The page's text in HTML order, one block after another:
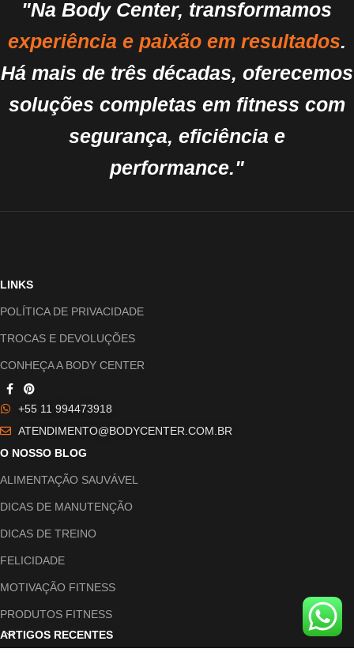
"Na Body Center, transformamos
experiência e paixão em resultados.
Há mais de três décadas, oferecemos
soluções completas em fitness com
segurança, eficiência e
performance."
LINKS
POLÍTICA DE PRIVACIDADE
TROCAS E DEVOLUÇÕES
CONHEÇA A BODY CENTER
+55 11 994473918
ATENDIMENTO@BODYCENTER.COM.BR
O NOSSO BLOG
ALIMENTAÇÃO SAUVÁVEL
DICAS DE MANUTENÇÃO
DICAS DE TREINO
FELICIDADE
MOTIVAÇÃO FITNESS
PRODUTOS FITNESS
ARTIGOS RECENTES